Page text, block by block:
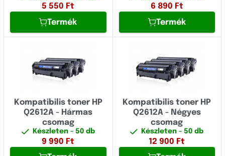
5 550 Ft
Termék
6 890 Ft
Termék
Kompatibilis toner HP
Q2612A - Hármas
csomag
Készleten - 50 db
9 990 Ft
Kompatibilis toner HP
Q2612A - Négyes
csomag
Készleten- 50 db
12 900 Ft